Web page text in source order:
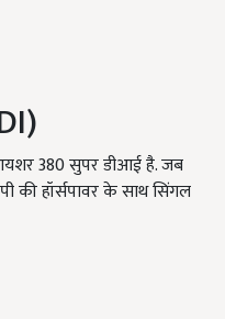
380 सुपर डीआई है. जब
हॉर्सपावर के साथ सिंगल